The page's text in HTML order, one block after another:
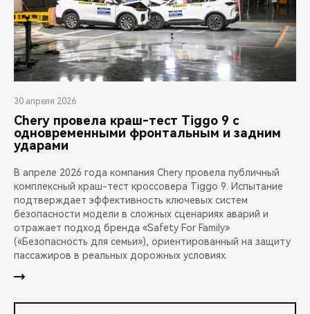
30 апреля 2026
Chery провела краш-тест Tiggo 9 с
одновременными фронтальным и задним
ударами
В апреле 2026 года компания Chery провела публичный
комплексный краш-тест кроссовера Tiggo 9. Испытание
подтверждает эффективность ключевых систем
безопасности модели в сложных сценариях аварий и
отражает подход бренда «Safety For Family»
(«Безопасность для семьи»), ориентированный на защиту
пассажиров в реальных дорожных условиях.